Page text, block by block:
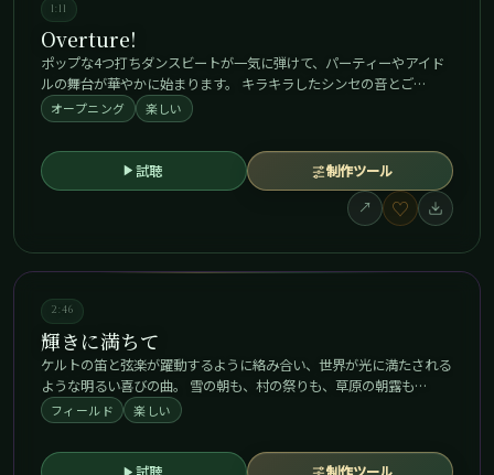
1:11
Overture!
ポップな4つ打ちダンスビートが一気に弾けて、パーティーやアイド
ルの舞台が華やかに始まります。 キラキラしたシンセの音とご…
オープニング 楽しい
試聴
制作ツール
↗
♡
2:46
輝きに満ちて
ケルトの笛と弦楽が躍動するように絡み合い、世界が光に満たされる
ような明るい喜びの曲。 雪の朝も、村の祭りも、草原の朝露も…
フィールド 楽しい